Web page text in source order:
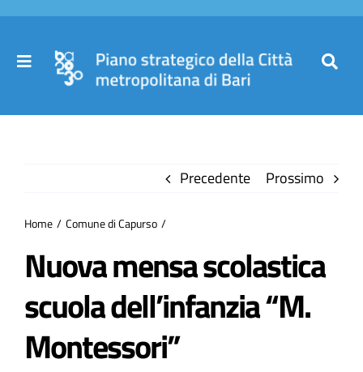
Salta
contenuto
Toggle
Partecipa
Comuni
Precedente Prossimo
Home Comune di Capurso
Nuova mensa scolastica
scuola dell’infanzia “M.
Montessori”